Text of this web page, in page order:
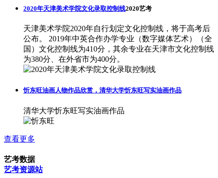
2020年天津美术学院文化录取控制线2020艺考
天津美术学院2020年自行划定文化控制线，将于高考后
公布。 2019年中英合作办学专业（数字媒体艺术）（全
国）文化控制线为410分，其余专业在天津市文化控制线
为380分、在外省市为400分。
忻东旺油画人物作品欣赏，清华大学忻东旺写实油画作品
清华大学忻东旺写实油画作品
查看更多
艺考数据
艺考资源站